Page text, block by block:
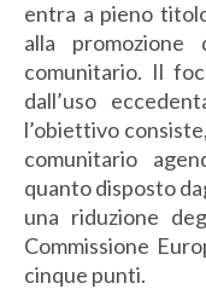
entra a pieno
alla promozione
comunitario. Il
dall’uso
l’obiettivo
comunitario
quanto disposto
una riduzione
Commissione
cinque punti.